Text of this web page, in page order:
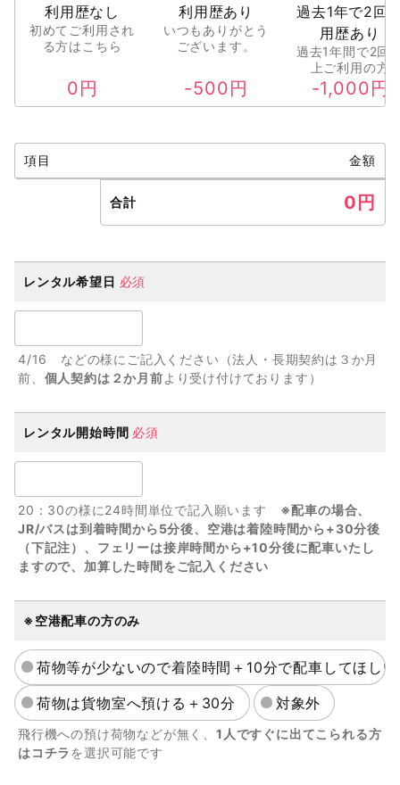
利用歴なし
初めてご利用され
る方はこちら
0円
利用歴あり
いつもありがとう
ございます。
-500円
過去1年で2回
用歴あり
過去1年間で2回
上ご利用の方
-1,000円
項目 金額
合計 0 円
レンタル希望日 必須
4/16 などの様にご記入ください（法人・長期契約は３か月
前、 個人契約は２か月前より受け付けております）
レンタル開始時間 必須
20：30の様に24時間単位で記入願います ※配車の場合、
JR/バスは到着時間から5分後、空港は着陸時間から+30分後
（下記注）、フェリーは接岸時間から+10分後に配車いたし
ますので、加算した時間をご記入ください
※空港配車の方のみ
荷物等が少ないので着陸時間＋10分で配車してほしい
荷物は貨物室へ預ける＋30分
対象外
飛行機への預け荷物などが無く、1人ですぐに出てこられる方
はコチラ を選択可能です